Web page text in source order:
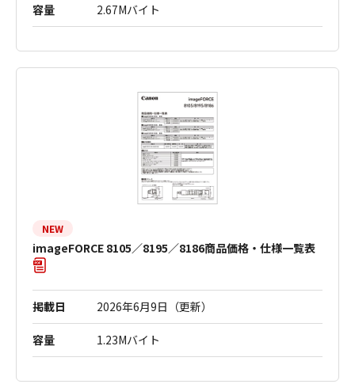
容量 2.67Mバイト
NEW
imageFORCE 8105／8195／8186商品価格・仕様一覧表
掲載日 2026年6月9日（更新）
容量 1.23Mバイト